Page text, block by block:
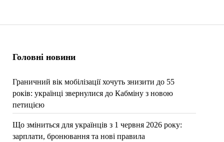
Головні новини
Граничний вік мобілізації хочуть знизити до 55
років: українці звернулися до Кабміну з новою
петицією
Що зміниться для українців з 1 червня 2026 року:
зарплати, бронювання та нові правила